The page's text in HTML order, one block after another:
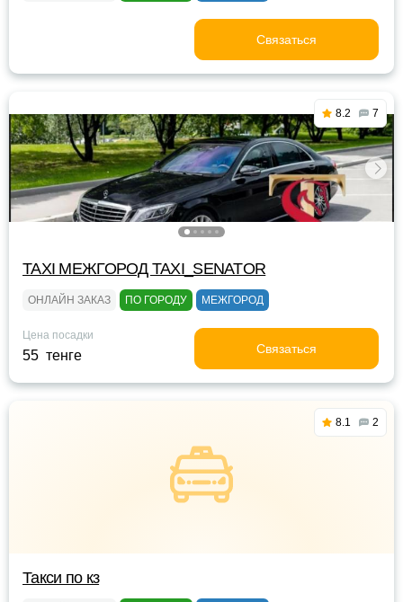
Связаться
8.2 7
TAXI МЕЖГОРОД TAXI_SENATOR
ОНЛАЙН ЗАКАЗ ПО ГОРОДУ МЕЖГОРОД
Цена посадки
55 тенге Связаться
8.1 2
Такси по кз